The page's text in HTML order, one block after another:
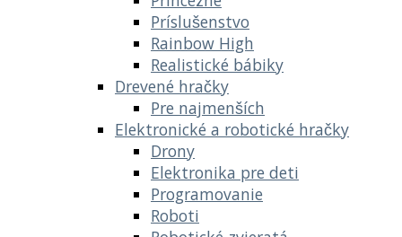
Príslušenstvo
Rainbow High
Realistické bábiky
Drevené hračky
Pre najmenších
Elektronické a robotické hračky
Drony
Elektronika pre deti
Programovanie
Roboti